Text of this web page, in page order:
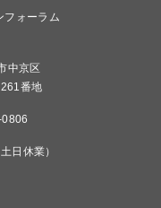
ォーラム
中京区
番地
日休業）